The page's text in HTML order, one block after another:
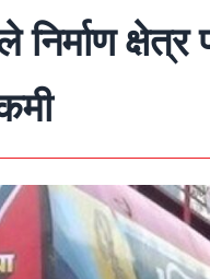
निर्माण